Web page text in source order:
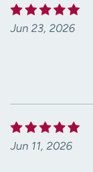
Jun 23, 2026
Jun 11, 2026